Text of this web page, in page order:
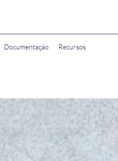
Documentação Recursos